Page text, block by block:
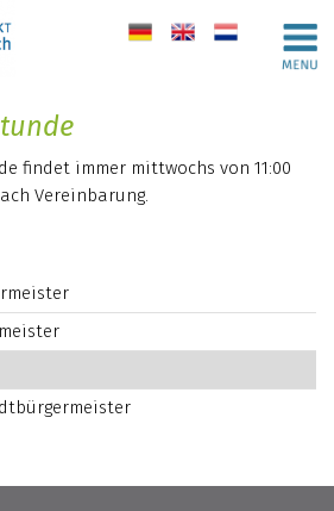
de en nl
findet immer mittwochs von 11:00
Vereinbarung.